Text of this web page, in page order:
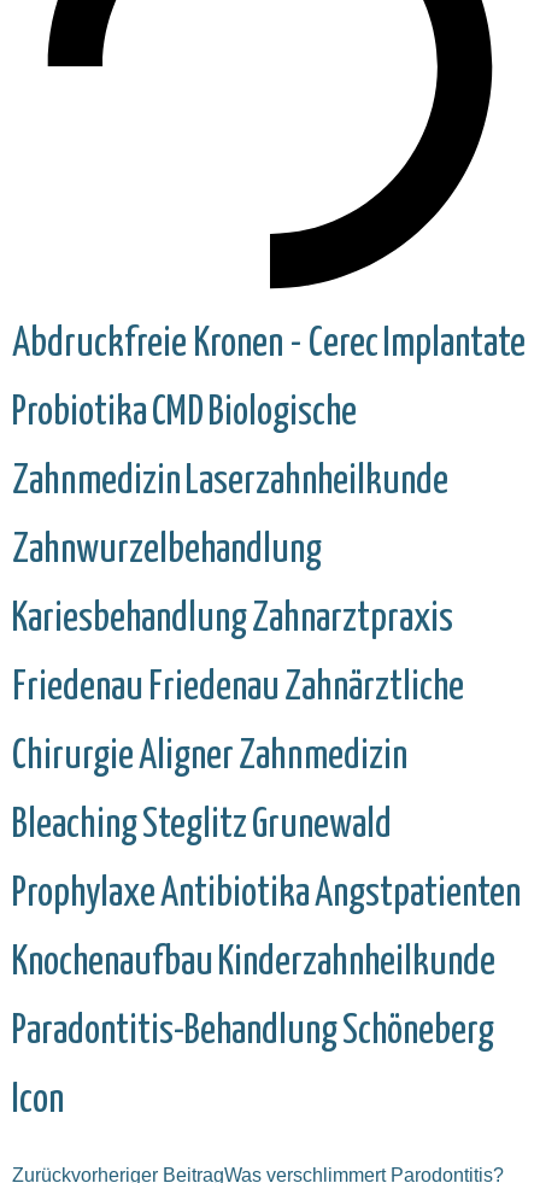
Abdruckfreie Kronen - Cerec Implantate
ProbiotikaCMD Biologische
Zahnmedizin Laserzahnheilkunde
Zahnwurzelbehandlung
KariesbehandlungZahnarztpraxis
Friedenau Friedenau Zahnärztliche
ChirurgieAlignerZahnmedizin
BleachingSteglitzGrunewald
ProphylaxeAntibiotikaAngstpatienten
Knochenaufbau Kinderzahnheilkunde
Paradontitis-BehandlungSchöneberg
Icon
Zurückvorheriger BeitragWas verschlimmert Parodontitis?